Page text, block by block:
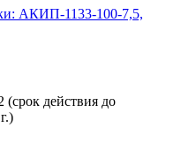
АКИП-1133-100-7,5,
действия до